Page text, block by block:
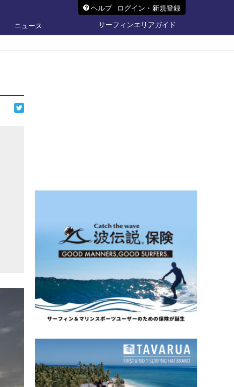
ヘルプ ログイン・新規登録
ニュース
サーフィンエリアガイド